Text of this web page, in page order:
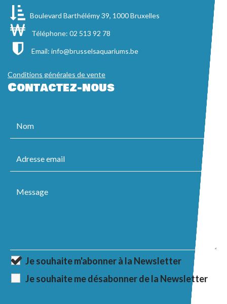
Boulevard Barthélémy 39, 1000 Bruxelles
Téléphone: 02 513 92 78
Email: info@brusselsaquariums.be
Conditions générales de vente
Contactez-nous
Je souhaite m'abonner à la Newsletter
Je souhaite me désabonner de la Newsletter